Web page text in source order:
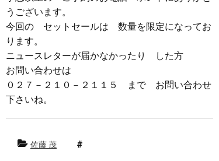
うございます。
今回の セットセールは 数量を限定になってお
ります。
ニュースレターが届かなかったり した方
お問い合わせは
０２７－２１０－２１１５ まで お問い合わせ
下さいね。
佐藤 茂